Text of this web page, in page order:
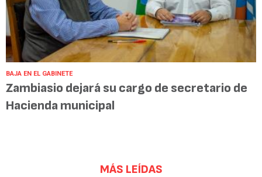
BAJA EN EL GABINETE
Zambiasio dejará su cargo de secretario de
Hacienda municipal
MÁS LEÍDAS